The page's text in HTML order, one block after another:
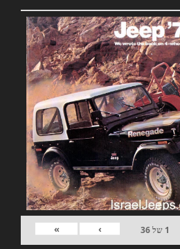
1 של36
›
»